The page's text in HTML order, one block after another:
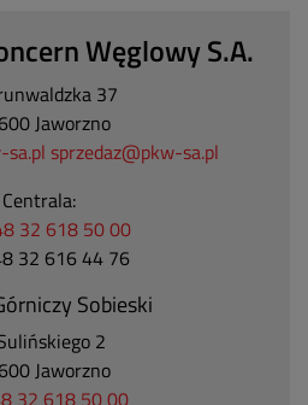
Węglowy S.A.
37
Jaworzno
sprzedaz@pkw-sa.pl
Centrala:
32 618 50 00
32 616 44 76
Sobieski
2
Jaworzno
32 618 50 00